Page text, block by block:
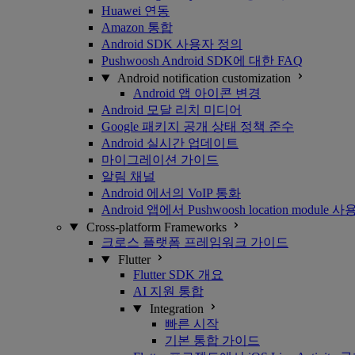
Huawei 연동
Amazon 통합
Android SDK 사용자 정의
Pushwoosh Android SDK에 대한 FAQ
Android notification customization
Android 앱 아이콘 변경
Android 모달 리치 미디어
Google 패키지 공개 상태 정책 준수
Android 실시간 업데이트
마이그레이션 가이드
알림 채널
Android 에서의 VoIP 통화
Android 앱에서 Pushwoosh location module 사
Cross-platform Frameworks
크로스 플랫폼 프레임워크 가이드
Flutter
Flutter SDK 개요
AI 지원 통합
Integration
빠른 시작
기본 통합 가이드